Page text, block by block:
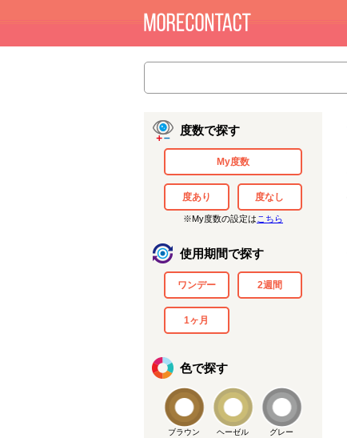
度数で探す
My度数
度あり 度なし
※My度数の設定は こちら
使用期間で探す
ワンデー 2週間
1ヶ月
色で探す
ブラウン ヘーゼル グレー